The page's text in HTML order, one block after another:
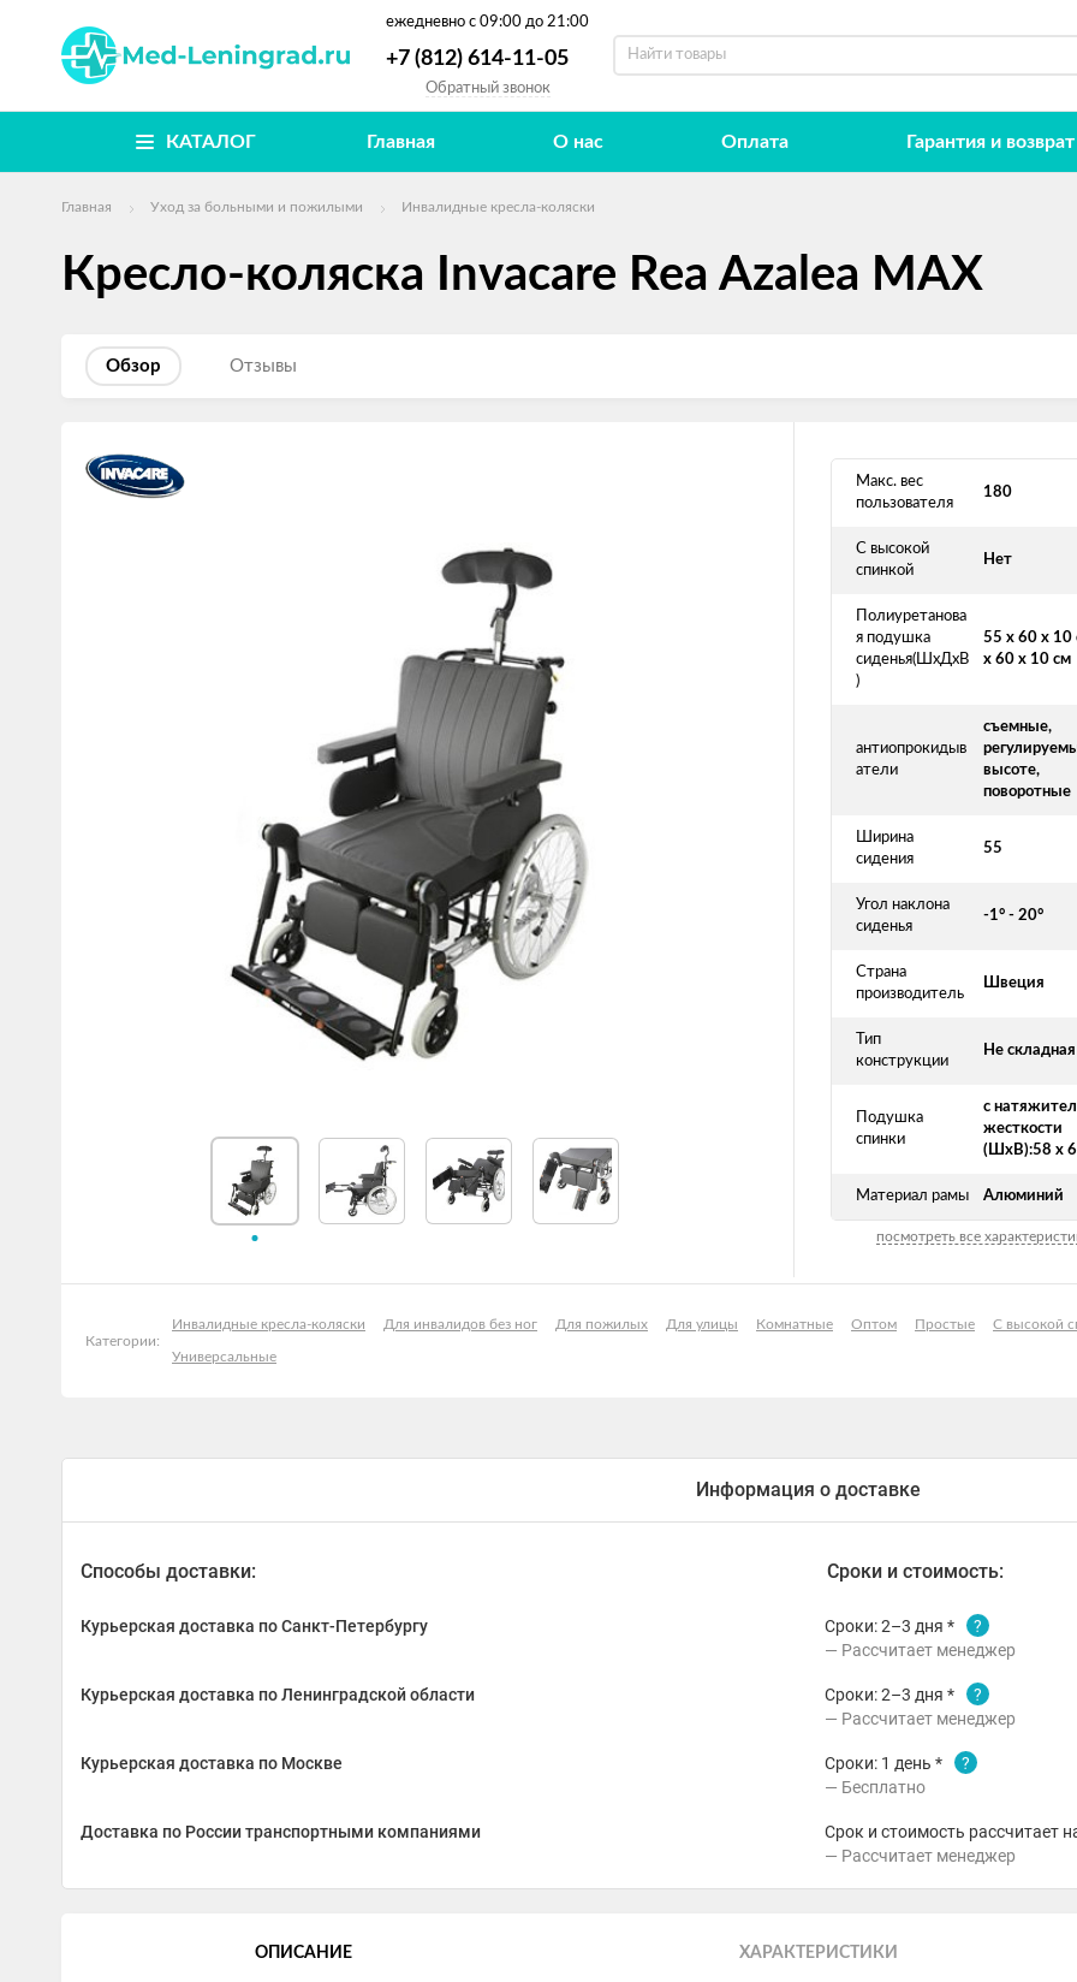
ежедневно с 09:00 до 21:00
+7 (812) 614-11-05
Обратный звонок
КАТАЛОГ Главная О нас Оплата Гарантия и возврат
Главная Уход за больными и пожилыми Инвалидные кресла-коляски
Кресло-коляска Invacare Rea Azalea MAX
Обзор Отзывы
Макс. вес
пользователя
180
С высокой
спинкой
Нет
Полиуретанова
я подушка
сиденья(ШхДхВ
)
55 х 60 х 10
х 60 х 10 см
антиопрокидыв
атели
съемные,
высоте,
поворотные
Ширина
сидения
55
Угол наклона
сиденья
-1° - 20°
Страна
производитель
Швеция
Тип
конструкции
Не складная
Подушка
спинки
с
жесткости
(ШхВ):58 х
Материал рамы Алюминий
посмотреть все
Категории:
Инвалидные кресла-коляски Для инвалидов без ног Для пожилых Для улицы Комнатные Оптом Простые С высокой
Универсальные
Информация о доставке
Способы доставки: Сроки и стоимость:
Курьерская доставка по Санкт-Петербургу Сроки: 2–3 дня *
?
Рассчитает менеджер
Курьерская доставка по Ленинградской области Сроки: 2–3 дня *
?
Рассчитает менеджер
Курьерская доставка по Москве Сроки: 1 день *
?
Бесплатно
Доставка по России транспортными компаниями Срок и стоимость рассчитает
Рассчитает менеджер
ОПИСАНИЕ ХАРАКТЕРИСТИКИ